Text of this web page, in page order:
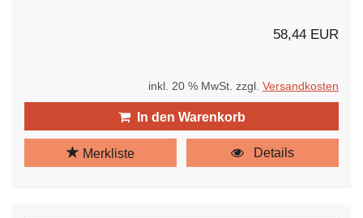
58,44 EUR
inkl. 20 % MwSt. zzgl. Versandkosten
In den Warenkorb
Merkliste Details